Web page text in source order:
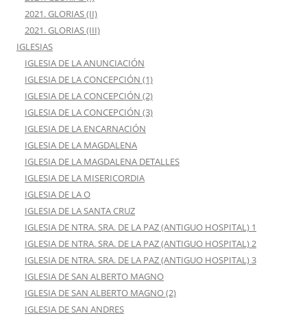
2021. GLORIAS (II)
2021. GLORIAS (III)
IGLESIAS
IGLESIA DE LA ANUNCIACIÓN
IGLESIA DE LA CONCEPCIÓN (1)
IGLESIA DE LA CONCEPCIÓN (2)
IGLESIA DE LA CONCEPCIÓN (3)
IGLESIA DE LA ENCARNACIÓN
IGLESIA DE LA MAGDALENA
IGLESIA DE LA MAGDALENA DETALLES
IGLESIA DE LA MISERICORDIA
IGLESIA DE LA O
IGLESIA DE LA SANTA CRUZ
IGLESIA DE NTRA. SRA. DE LA PAZ (ANTIGUO HOSPITAL) 1
IGLESIA DE NTRA. SRA. DE LA PAZ (ANTIGUO HOSPITAL) 2
IGLESIA DE NTRA. SRA. DE LA PAZ (ANTIGUO HOSPITAL) 3
IGLESIA DE SAN ALBERTO MAGNO
IGLESIA DE SAN ALBERTO MAGNO (2)
IGLESIA DE SAN ANDRES